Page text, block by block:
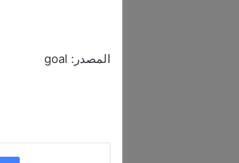
المصدر: goal